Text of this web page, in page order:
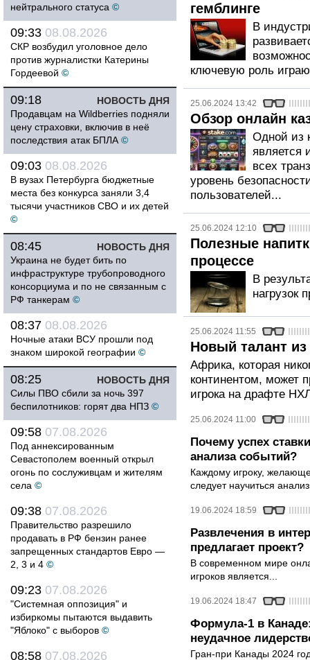
нейтрального статуса ©
09:33 08.08.2026
СКР возбудил уголовное дело
против журналистки Катерины
Гордеевой ©
НОВОСТЬ ДНЯ
09:18
Продавцам на Wildberries подняли
цену страховки, включив в неё
последствия атак БПЛА ©
09:03 08.08.2026
В вузах Петербурга бюджетные
места без конкурса заняли 3,4
тысячи участников СВО и их детей
©
НОВОСТЬ ДНЯ
08:45
Украина не будет бить по
инфраструктуре трубопроводного
консорциума и по не связанным с
РФ танкерам ©
08:37 08.08.2026
Ночные атаки ВСУ прошли под
знаком широкой географии ©
НОВОСТЬ ДНЯ
08:25
Силы ПВО сбили за ночь 397
беспилотников: горят два НПЗ ©
09:58 07.08.2026
Под аннексированным
Севастополем военный открыл
огонь по сослуживцам и жителям
села ©
09:38 07.08.2026
Правительство разрешило
продавать в РФ бензин ранее
запрещенных стандартов Евро —
2, 3 и 4 ©
09:23 07.08.2026
"Системная оппозиция" и
избиркомы пытаются выдавить
"Яблоко" с выборов ©
08:58 07.08.2026
гемблинге
В
ключевую роль
25.06.2024 13:42
Обзор онлайн
Одной из
является
всех
уровень
пользователей...
25.06.2024 12:10
Полезные
процессе
В
нагрузок
25.06.2024 11:55
Новый талант
Африка, которая
континентом, может
игрока на драфте
25.06.2024 11:00
Почему успех
анализа событий?
Каждому игроку,
следует научиться
19.06.2024 18:59
Развлечения в
предлагает проект?
В современном мире
игроков является...
19.06.2024 18:47
Формула-1 в
неудачное
Гран-при Канады 2024